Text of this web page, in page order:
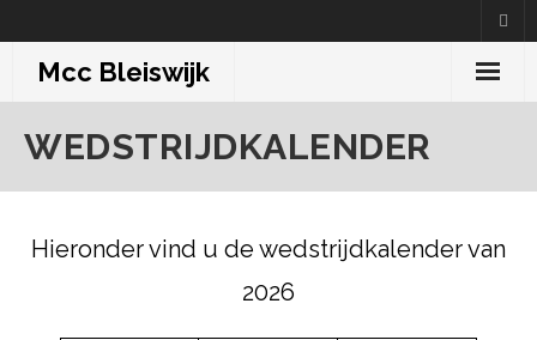
to
contentMcc Bleiswijk
WEDSTRIJDKALENDER
Hieronder vind u de wedstrijdkalender van
2026